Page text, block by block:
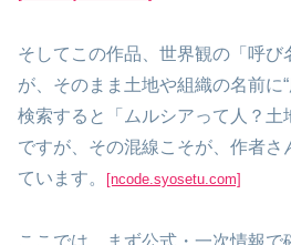
そしてこの作品、世界観の「呼
が、そのまま土地や組織の名前に
検索すると「ムルシアって人？土
ですが、その混線こそが、作者さ
ています。
[ncode.syosetu.com]